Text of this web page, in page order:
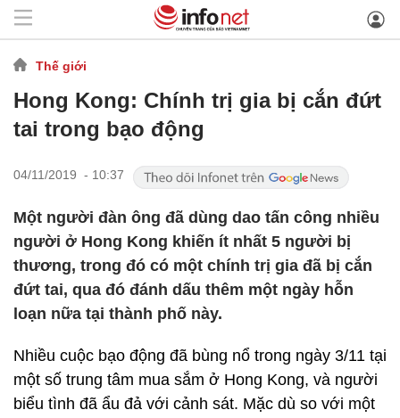
Thế giới
Hong Kong: Chính trị gia bị cắn đứt
tai trong bạo động
04/11/2019 - 10:37
Một người đàn ông đã dùng dao tấn công nhiều
người ở Hong Kong khiến ít nhất 5 người bị
thương, trong đó có một chính trị gia đã bị cắn
đứt tai, qua đó đánh dấu thêm một ngày hỗn
loạn nữa tại thành phố này.
Nhiều cuộc bạo động đã bùng nổ trong ngày 3/11 tại
một số trung tâm mua sắm ở Hong Kong, và người
biểu tình đã ẩu đả với cảnh sát. Mặc dù so với một